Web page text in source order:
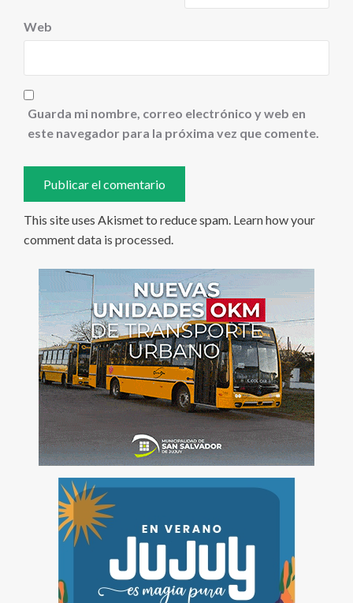
Web
Guarda mi nombre, correo electrónico y web en
este navegador para la próxima vez que comente.
This site uses Akismet to reduce spam. Learn how your
comment data is processed.